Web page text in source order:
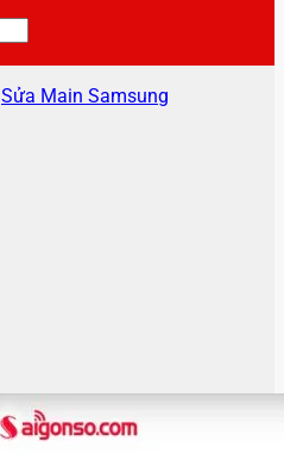
Sửa Main Samsung